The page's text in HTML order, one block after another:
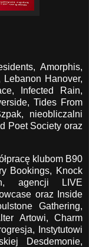
Amorphis,
Hanover,
Infected Rain,
Tides From
nieobliczalni
Poet Society oraz
klubom B90
Bookings, Knock
agencji LIVE
oraz Inside
Gathering,
Artowi, Charm
Instytutowi
Desdemonie,